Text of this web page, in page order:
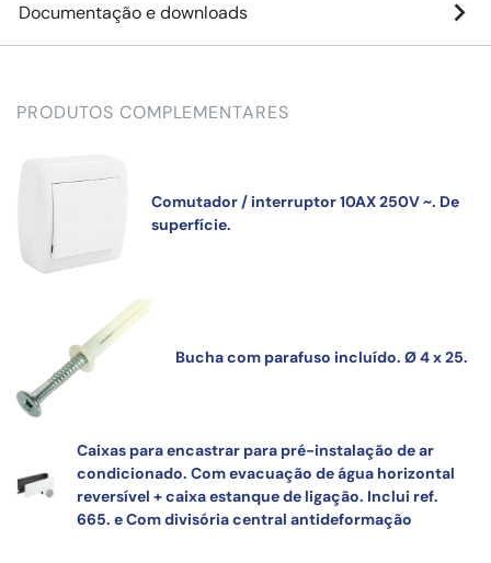
Documentação e downloads
PRODUTOS COMPLEMENTARES
Comutador / interruptor 10AX 250V ~. De
superfície.
Bucha com parafuso incluído. Ø 4 x 25.
Caixas para encastrar para pré-instalação de ar
condicionado. Com evacuação de água horizontal
reversível + caixa estanque de ligação. Inclui ref.
665. e Com divisória central antideformação